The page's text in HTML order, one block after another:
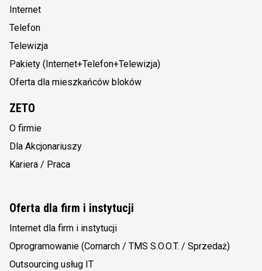
Internet
Telefon
Telewizja
Pakiety (Internet+Telefon+Telewizja)
Oferta dla mieszkańców bloków
ZETO
O firmie
Dla Akcjonariuszy
Kariera / Praca
Oferta dla firm i instytucji
Internet dla firm i instytucji
Oprogramowanie (Comarch / TMS S.O.O.T. / Sprzedaż)
Outsourcing usług IT